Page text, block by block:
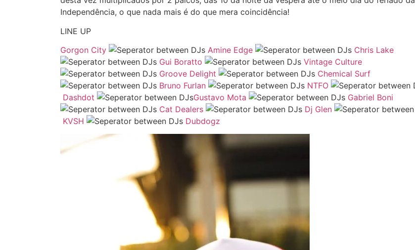
Independência, o que nada mais é do que mera coincidência!
LINE UP
Gorgon City
Amine Edge
Chris Lake
Gui Boratto
Vintage Culture
Groove Delight
Chemical Surf
Bruno Furlan
NTFO
Dashdot
Gustavo Mota
Gabriel Boni
Cat Dealers
Dj Glen
KVSH
Dubdogz